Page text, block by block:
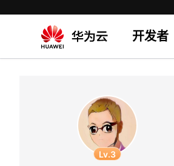
开发者
Lv.3